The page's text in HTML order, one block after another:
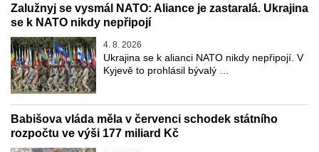
Zalužnyj se vysmál NATO: Aliance je zastaralá. Ukrajina
se k NATO nikdy nepřipojí
4. 8. 2026
Ukrajina se k alianci NATO nikdy nepřipojí. V
Kyjevě to prohlásil bývalý …
Babišova vláda měla v červenci schodek státního
rozpočtu ve výši 177 miliard Kč